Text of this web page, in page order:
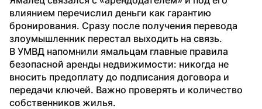
влиянием перечислил деньги как гарантию
бронирования. Сразу после получения перевода
злоумышленник перестал выходить на связь.
В УМВД напомнили ямальцам главные правила
безопасной аренды недвижимости: никогда не
вносить предоплату до подписания договора и
передачи ключей. Важно проверять и количество
собственников жилья.